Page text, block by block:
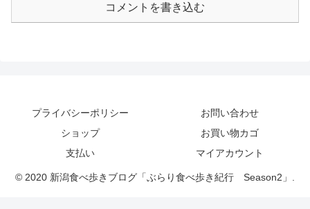
コメントを書き込む
プライバシーポリシー
お問い合わせ
ショップ
お買い物カゴ
支払い
マイアカウント
© 2020 新潟食べ歩きブログ「ぶらり食べ歩き紀行 Season2」.